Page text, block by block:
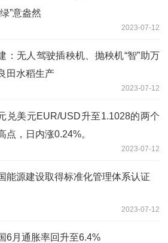
绿”意盎然
2023-07-12
：无人驾驶插秧机、抛秧机“智”助万
田水稻生产
2023-07-12
兑美元EUR/USD升至1.1028的两个
点，日内涨0.24%。
2023-07-12
能源建设取得标准化管理体系认证
2023-07-12
6月通胀率回升至6.4%